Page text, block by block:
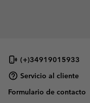
(+)34919015933
Servicio al cliente
Formulario de contacto